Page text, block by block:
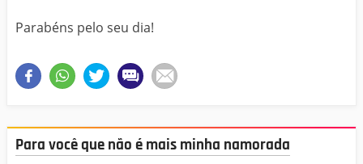
Parabéns pelo seu dia!
Para você que não é mais minha namorada